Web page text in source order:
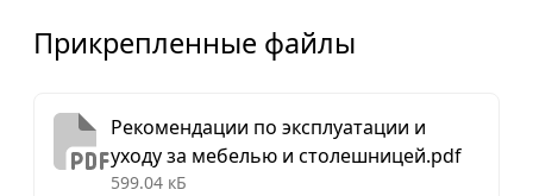
Прикрепленные файлы
Рекомендации по эксплуатации и
уходу за мебелью и столешницей.pdf
599.04 кБ